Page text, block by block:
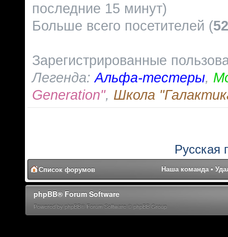
последние 15 минут)
Больше всего посетителей (
Зарегистрированные
Легенда:Альфа-тестеры,
Generation", Школа
Русская
Список форумов Наша команда•
phpBB® Forum Software
Powered by phpBB® Forum Software © phpBB Group